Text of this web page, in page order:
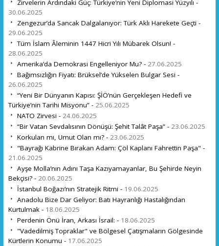
Zirvelerin Ardındaki Güç: Türkiye’nin Yeni Diplomasi Yüzyılı -
30.06.2025
Zengezur’da Sancak Dalgalanıyor: Türk Aklı Harekete Geçti -
29.06.2025
Tüm İslam Âleminin 1447 Hicri Yılı Mübarek Olsun! -
28.06.2025
Amerika’da Demokrasi Engelleniyor Mu? - 27.06.2025
Bağımsızlığın Fiyatı: Brüksel’de Yükselen Bulgar Sesi -
26.06.2025
“Yeni Bir Dünyanın Kapısı: ŞİÖ’nün Gerçekleşen Hedefi ve
Türkiye’nin Tarihi Misyonu” - 25.06.2025
NATO Zirvesi - 24.06.2025
“Bir Vatan Sevdalısının Dönüşü: Şehit Talât Paşa” - 23.06.2025
Korkulan mı, Umut Olan mı? - 23.06.2025
"Bayrağı Kabrine Bırakan Adam: Çöl Kaplanı Fahrettin Paşa" -
21.06.2025
Ayşe Molla’nın Adını Taşa Kazıyamayanlar, Bu Şehirde Neyin
Bekçisi? - 20.06.2025
İstanbul Boğazı’nın Stratejik Ritmi - 19.06.2025
Anadolu Bize Dar Geliyor: Batı Hayranlığı Hastalığından
Kurtulmak - 18.06.2025
Perdenin Önü İran, Arkası İsrail: - 18.06.2025
"Vadedilmiş Topraklar" ve Bölgesel Çatışmaların Gölgesinde
Kürtlerin Konumu - 17.06.2025